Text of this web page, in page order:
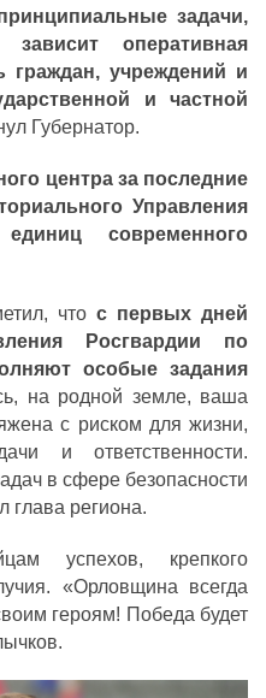
задачи,
оперативная
граждан, учреждений и
и частной
Губернатор.
центра за последние
Управления
современного
что с первых дней
Росгвардии по
особые задания
на родной земле, ваша
с риском для жизни,
и ответственности.
в сфере безопасности
глава региона.
успехов, крепкого
«Орловщина всегда
героям! Победа будет